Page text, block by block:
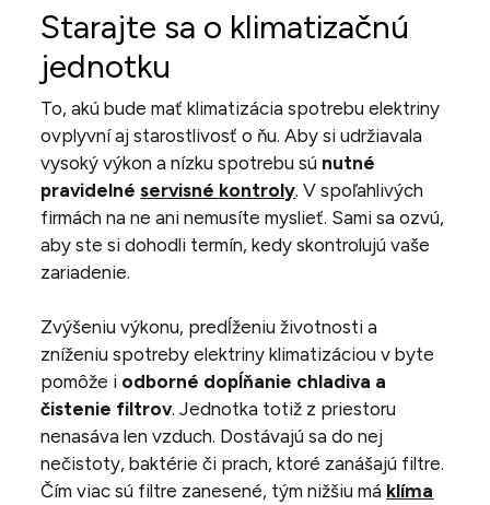
Starajte sa o klimatizačnú
jednotku
To, akú bude mať klimatizácia spotrebu elektriny
ovplyvní aj starostlivosť o ňu. Aby si udržiavala
vysoký výkon a nízku spotrebu sú nutné
pravidelnéservisné kontroly. V spoľahlivých
firmách na ne ani nemusíte myslieť. Sami sa ozvú,
aby ste si dohodli termín, kedy skontrolujú vaše
zariadenie.
Zvýšeniu výkonu, predĺženiu životnosti a
zníženiu spotreby elektriny klimatizáciou v byte
pomôže i odborné dopĺňanie chladiva a
čistenie filtrov. Jednotka totiž z priestoru
nenasáva len vzduch. Dostávajú sa do nej
nečistoty, baktérie či prach, ktoré zanášajú filtre.
Čím viac sú filtre zanesené, tým nižšiu má klíma